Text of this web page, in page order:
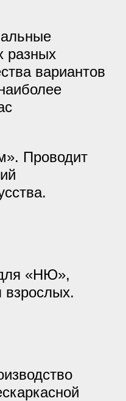
разных
вариантов
Проводит
«НЮ»,
взрослых.